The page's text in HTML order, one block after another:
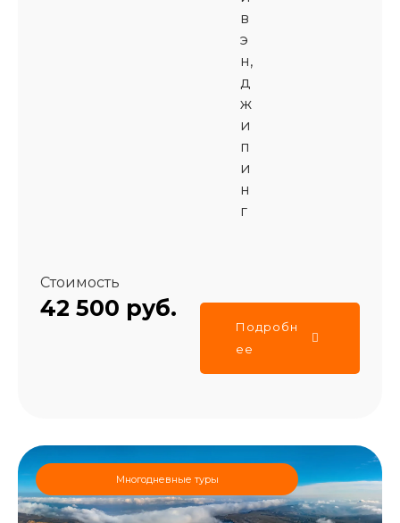
в
э
н,
д
ж
и
п
и
н
г
Стоимость
42 500 руб.
Подробн
ее
Многодневные туры